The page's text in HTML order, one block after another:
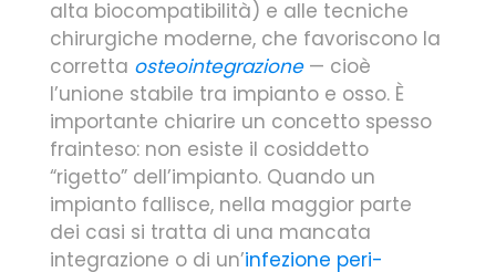
alta biocompatibilità) e alle tecniche
chirurgiche moderne, che favoriscono la
corretta osteointegrazione— cioè
l’unione stabile tra impianto e osso. È
importante chiarire un concetto spesso
frainteso: non esiste il cosiddetto
“rigetto” dell’impianto. Quando un
impianto fallisce, nella maggior parte
dei casi si tratta di una mancata
integrazione o di un’infezione peri-